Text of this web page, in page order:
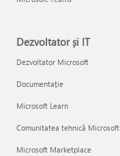
Dezvoltator și IT
Dezvoltator Microsoft
Documentație
Microsoft Learn
Comunitatea tehnică Microsoft
Microsoft Marketplace